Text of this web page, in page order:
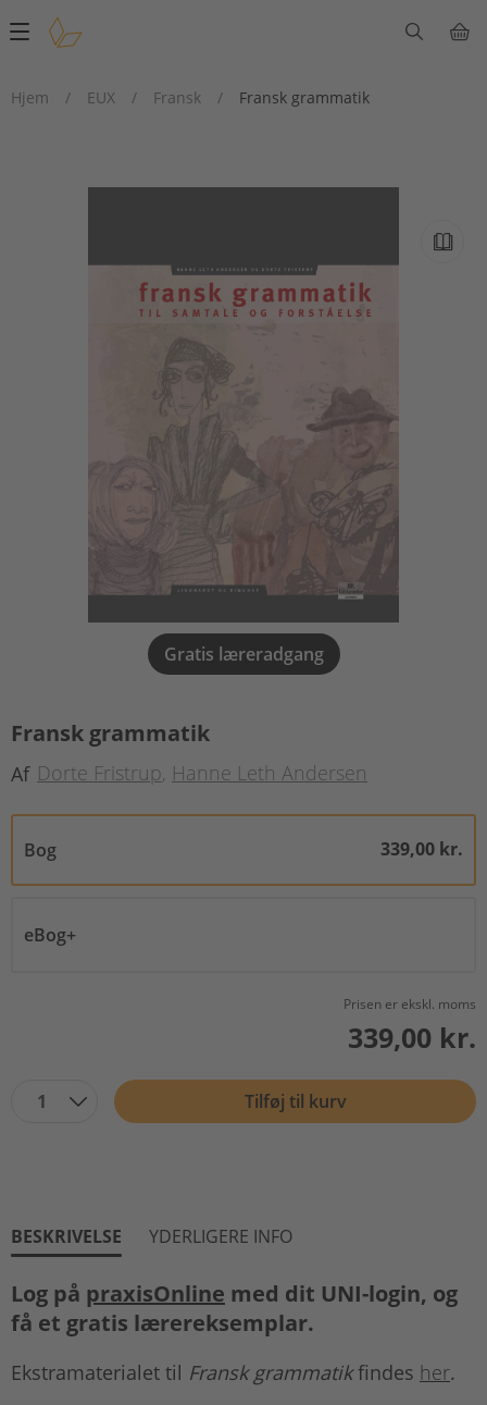
Main
Hjem
/ EUX / Fransk / Fransk grammatik
Gratis læreradgang
Fransk grammatik
Af Dorte Fristrup Hanne Leth Andersen
Bog 339,00 kr.
eBog+
Prisen er ekskl. moms
339,00 kr.
1 Tilføj til kurv
BESKRIVELSE YDERLIGERE INFO
Log på praxisOnline med dit UNI-login, og
få et gratis lærereksemplar.
Ekstramaterialet til Fransk grammatikfindes her.